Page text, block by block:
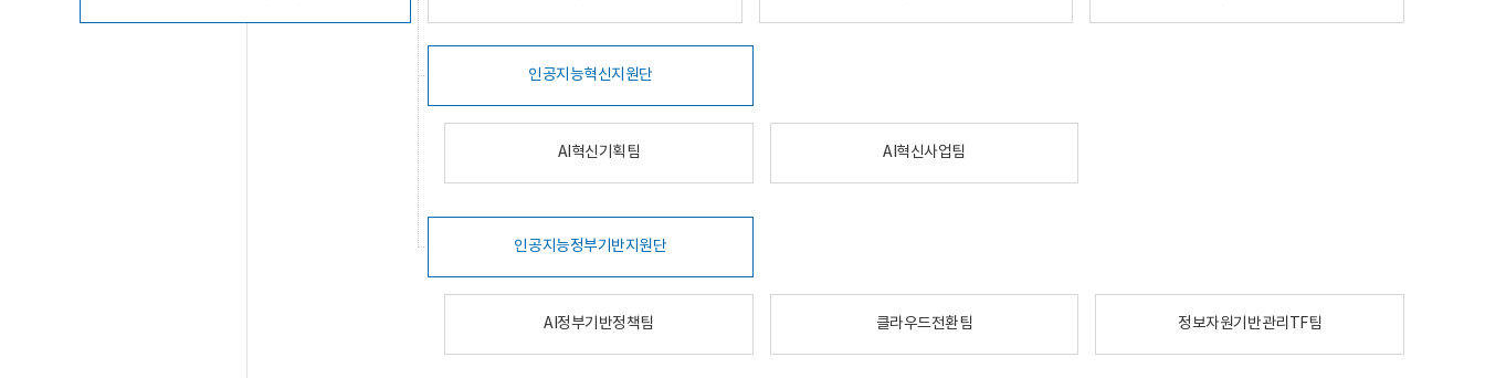
인공지능혁신지원단
AI혁신기획팀 AI혁신사업팀
인공지능정부기반지원단
AI정부기반정책팀 클라우드전환팀 정보자원기반관리TF팀